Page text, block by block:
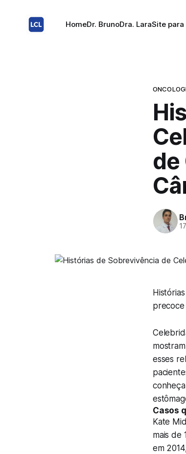
HomeDr. BrunoDra. LaraSite
de
precoce
esses
Casos
Kate
mais de
em